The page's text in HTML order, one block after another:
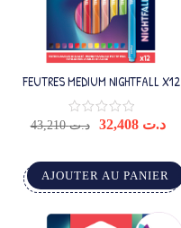
FEUTRES MEDIUM NIGHTFALL X12
د.ت43,210 د.ت 32,408
AJOUTER AU PANIER